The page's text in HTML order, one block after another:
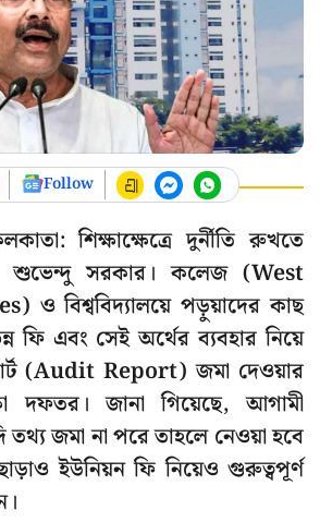
Follow
শিক্ষাক্ষেত্রে দুর্নীতি রুখতে
শুভেন্দু সরকার। কলেজ (West
ও বিশ্ববিদ্যালয়ে পড়ুয়াদের কাছ
ফি এবং সেই অর্থের ব্যবহার নিয়ে
(Audit Report) জমা দেওয়ার
দফতর। জানা গিয়েছে, আগামী
তথ্য জমা না পরে তাহলে নেওয়া হবে
ইউনিয়ন ফি নিয়েও গুরুত্বপূর্ণ